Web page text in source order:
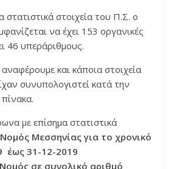
στοιχεία του Π.Σ. ο
να έχει 153 οργανικές
46 υπεράριθμους.
και κάποια στοιχεία
συνυπολογιστεί κατά την
με επίσημα στατιστικά
Νομός Μεσσηνίας για το χρονικό
έως 31-12-2019
Νομός σε συνολικό αριθμό